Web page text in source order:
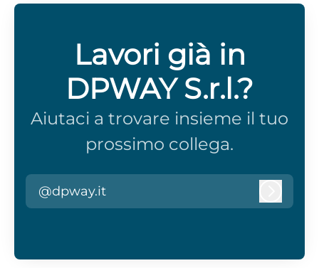
Lavori già in
DPWAY S.r.l.?
Aiutaci a trovare insieme il tuo
prossimo collega.
@dpway.it